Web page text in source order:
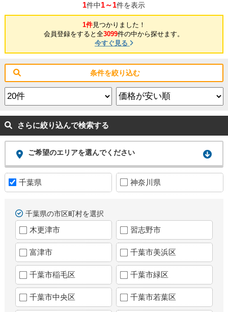
1件中1～1件を表示
1件見つかりました！
会員登録をすると全3099件の中から探せます。
今すぐ見る
条件を絞り込む
さらに絞り込んで検索する
ご希望のエリアを選んでください
千葉県 神奈川県
千葉県の市区町村を選択
木更津市 習志野市
富津市 千葉市美浜区
千葉市稲毛区 千葉市緑区
千葉市中央区 千葉市若葉区